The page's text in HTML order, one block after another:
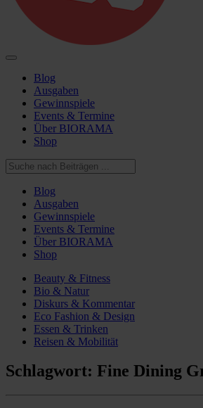
Blog
Ausgaben
Gewinnspiele
Events & Termine
Über BIORAMA
Shop
Blog
Ausgaben
Gewinnspiele
Events & Termine
Über BIORAMA
Shop
Beauty & Fitness
Bio & Natur
Diskurs & Kommentar
Eco Fashion & Design
Essen & Trinken
Reisen & Mobilität
Schlagwort: Fine Dining